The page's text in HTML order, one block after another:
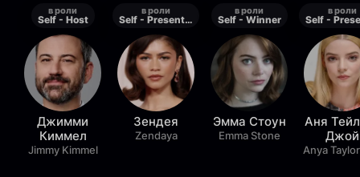
в роли
Self - Host
Джимми
Киммел
Jimmy Kimmel
в роли
Self - Presenter: Best Cinematography
Зендея
Zendaya
в роли
Self - Winner
Эмма Стоун
Emma Stone
в роли
Аня
Джой
Anya